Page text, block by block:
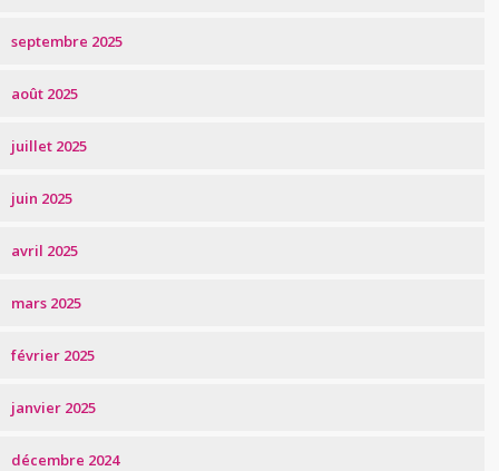
septembre 2025
août 2025
juillet 2025
juin 2025
avril 2025
mars 2025
février 2025
janvier 2025
décembre 2024